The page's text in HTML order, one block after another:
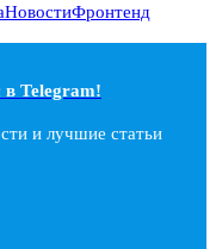
НовостиФронтенд
Telegram!
и лучшие статьи